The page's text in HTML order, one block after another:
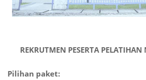
REKRUTMEN PESERTA
Pilihan paket: